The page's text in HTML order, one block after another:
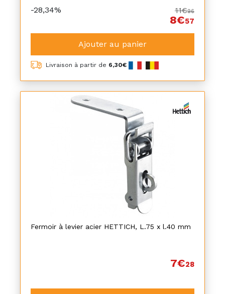
-28,34% 11€96
8€57
Ajouter au panier
Livraison à partir de 6,30€
Fermoir à levier acier HETTICH, L.75 x l.40 mm
7€28